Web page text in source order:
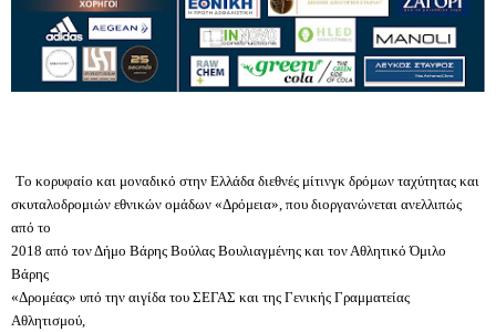
Tο κορυφαίο και μοναδικό στην Ελλάδα διεθνές μίτινγκ δρόμων ταχύτητας και
σκυταλοδρομιών εθνικών ομάδων «Δρόμεια», που διοργανώνεται ανελλιπώς
από το
2018 από τον Δήμο Βάρης Βούλας Βουλιαγμένης και τον Αθλητικό Όμιλο
Βάρης
«Δρομέας» υπό την αιγίδα του ΣΕΓΑΣ και της Γενικής Γραμματείας
Αθλητισμού,